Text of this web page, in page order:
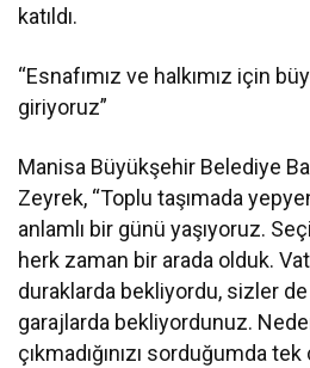
katıldı.
“Esnafımız ve halkımız için
giriyoruz”
Manisa Büyükşehir Belediye
Zeyrek, “Toplu taşımada
anlamlı bir günü yaşıyoruz.
herk zaman bir arada olduk.
duraklarda bekliyordu, sizler
garajlarda bekliyordunuz.
çıkmadığınızı sorduğumda